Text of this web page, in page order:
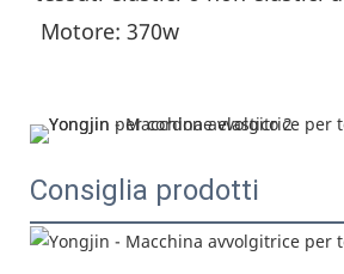
Motore: 370w
Consiglia prodotti